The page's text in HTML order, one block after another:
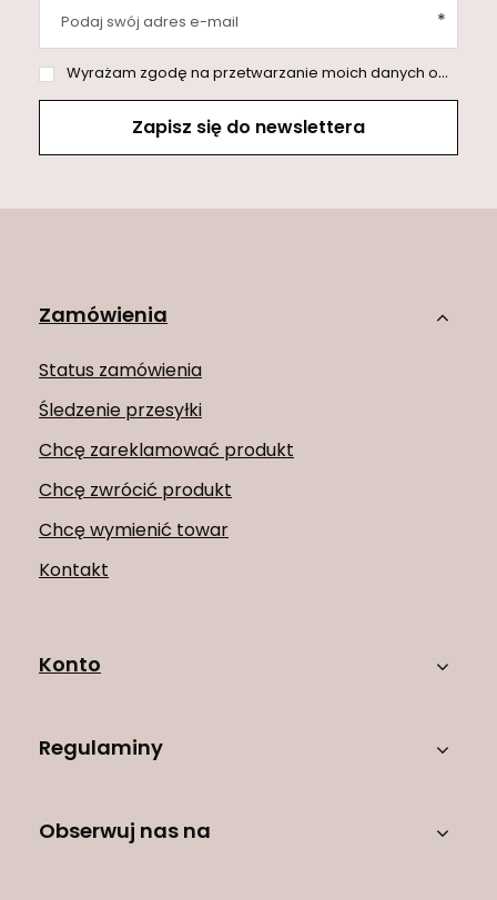
Podaj swój adres e-mail
Wyrażam zgodę na przetwarzanie moich danych osobowych (adres e-mail) na potrzeby wysyłki newslettera z informacją handlową (marketing). Więcej w
Zapisz się do newslettera
Zamówienia
Status zamówienia
Śledzenie przesyłki
Chcę zareklamować produkt
Chcę zwrócić produkt
Chcę wymienić towar
Kontakt
Konto
Regulaminy
Obserwuj nas na